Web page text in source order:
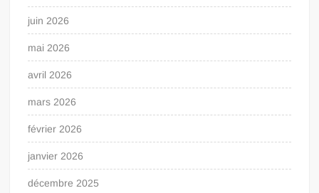
juin 2026
mai 2026
avril 2026
mars 2026
février 2026
janvier 2026
décembre 2025